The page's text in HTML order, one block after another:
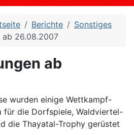
Berichte
Sonstiges
ab 26.08.2007
ab
wurden einige Wettkampf-
für die Dorfspiele, Waldviertel-
die Thayatal-Trophy gerüstet